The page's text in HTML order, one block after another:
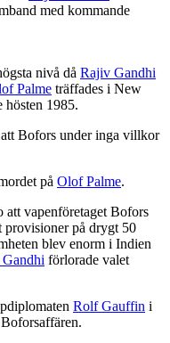
med kommande
nivå då Rajiv Gandhi
Palme träffades i New
hösten 1985.
att Bofors under inga villkor
på Olof Palme.
att vapenföretaget Bofors
provisioner på drygt 50
blev enorm i Indien
förlorade valet
Rolf Gauffin i